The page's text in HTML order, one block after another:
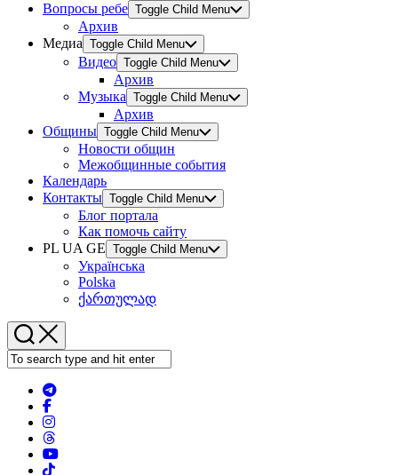
Вопросы ребе Toggle Child Menu
Архив
Медиа Toggle Child Menu
Видео Toggle Child Menu
Архив
Музыка Toggle Child Menu
Архив
Общины Toggle Child Menu
Новости общин
Межобщинные события
Календарь
Контакты Toggle Child Menu
Блог портала
Как помочь сайту
PL UA GE Toggle Child Menu
Українська
Polska
ქართულად